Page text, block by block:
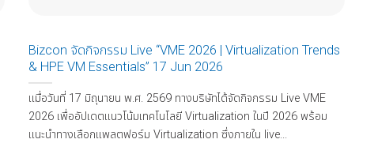
Bizcon จัดกิจกรรม Live “VME 2026 | Virtualization Trends
& HPE VM Essentials” 17 Jun 2026
เเมื่อวันที่ 17 มิถุนายน พ.ศ. 2569 ทางบริษัทได้จัดกิจกรรม Live VME
2026 เพื่ออัปเดตแนวโน้มเทคโนโลยี Virtualization ในปี 2026 พร้อม
แนะนำทางเลือกแพลตฟอร์ม Virtualization ซึ่งภายใน live...